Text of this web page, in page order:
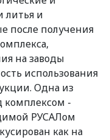
литья и
после получения
на заводы
использования
Одна из
комплексом -
РУСАЛом
как на